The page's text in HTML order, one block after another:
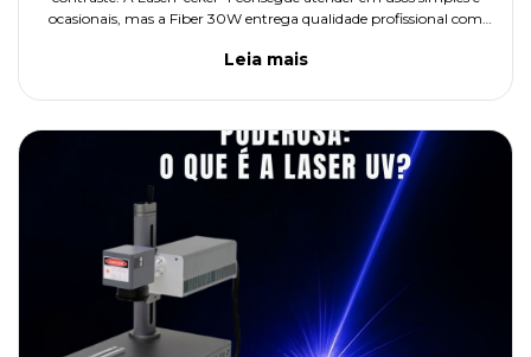
ocasionais, mas a Fiber 30W entrega qualidade profissional com
Leia mais